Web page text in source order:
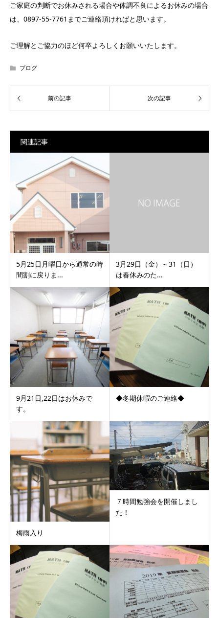
ご家庭の判断でお休みされる場合や体調不良によるお休みの場合
は、0897-55-7761までご連絡頂ければと思います。
ご理解とご協力のほど何卒よろしくお願いいたします。
ブログ
関連記事
5月25日月曜日から通常の時
間割に戻りま...
3月29日（金）～31（日）
は春休みのた...
9月21日,22日はお休みで
す。
◆冬期休暇のご連絡◆
梅雨入り
７時間勉強会を開催しまし
た！